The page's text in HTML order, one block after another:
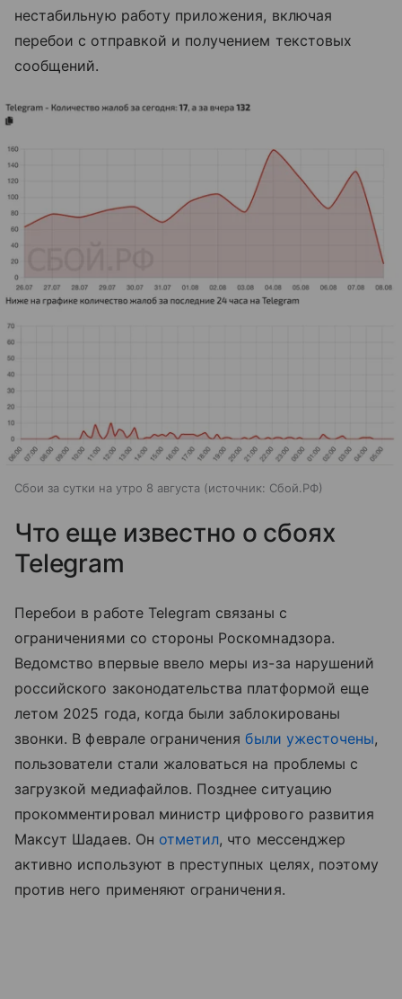
нестабильную работу приложения, включая
перебои с отправкой и получением текстовых
сообщений.
Сбои за сутки на утро 8 августа источник: Сбой.РФ
Что еще известно о сбоях
Telegram
Перебои в работе Telegram связаны с
ограничениями со стороны Роскомнадзора.
Ведомство впервые ввело меры из-за нарушений
российского законодательства платформой еще
летом 2025 года, когда были заблокированы
звонки. В феврале ограничениябыли ужесточены,
пользователи стали жаловаться на проблемы с
загрузкой медиафайлов. Позднее ситуацию
прокомментировал министр цифрового развития
Максут Шадаев. Он отметил, что мессенджер
активно используют в преступных целях, поэтому
против него применяют ограничения.